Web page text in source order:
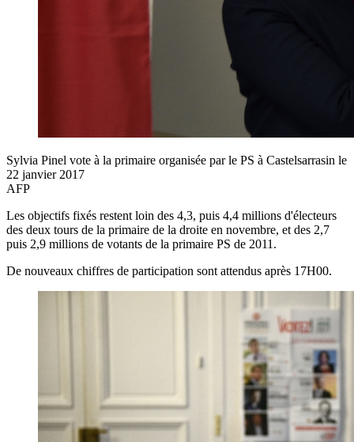
Sylvia Pinel vote à la primaire organisée par le PS à Castelsarrasin le
22 janvier 2017
AFP
Les objectifs fixés restent loin des 4,3, puis 4,4 millions d'électeurs
des deux tours de la primaire de la droite en novembre, et des 2,7
puis 2,9 millions de votants de la primaire PS de 2011.
De nouveaux chiffres de participation sont attendus après 17H00.